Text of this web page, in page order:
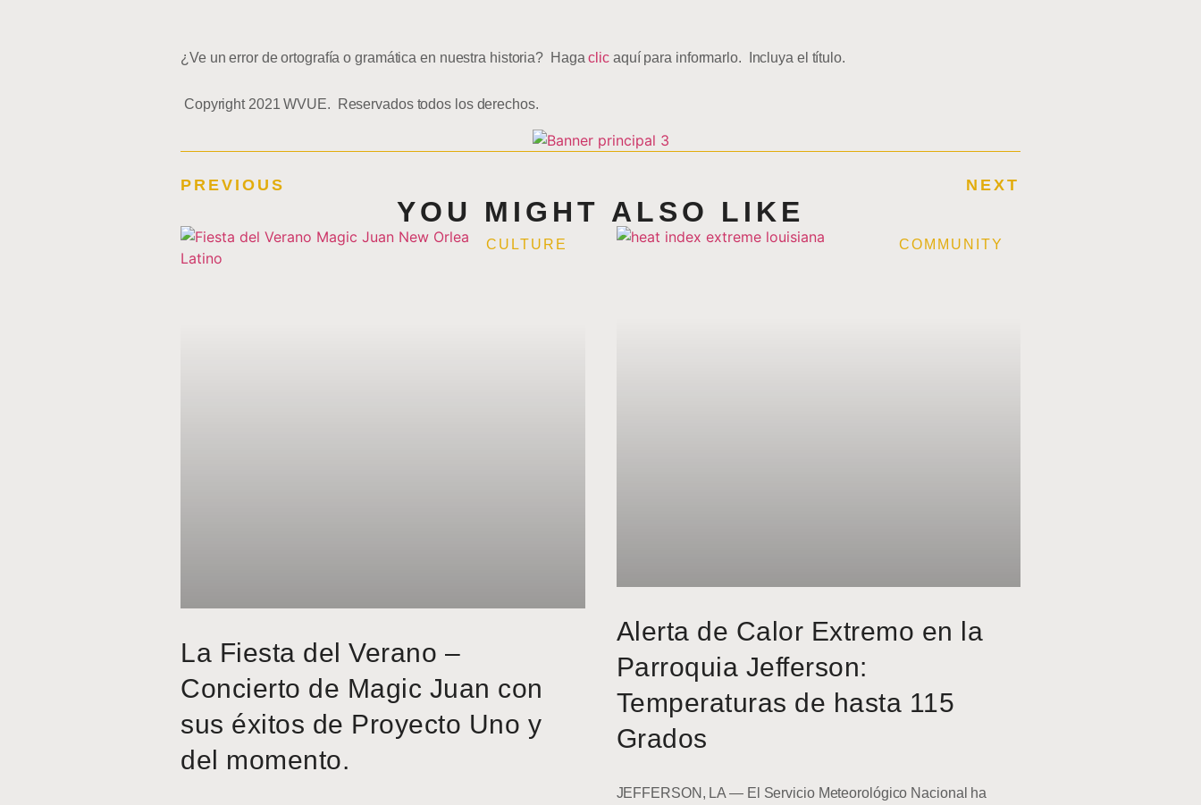
¿Ve un error de ortografía o gramática en nuestra historia? Hagaclic aquí para informarlo. Incluya el título.
Copyright 2021 WVUE. Reservados todos los derechos.
PREVIOUS NEXT
YOU MIGHT ALSO LIKE
CULTURE
La Fiesta del Verano –
Concierto de Magic Juan con
sus éxitos de Proyecto Uno y
del momento.
COMMUNITY
Alerta de Calor Extremo en la
Parroquia Jefferson:
Temperaturas de hasta 115
Grados
JEFFERSON, LA — El Servicio Meteorológico Nacional ha